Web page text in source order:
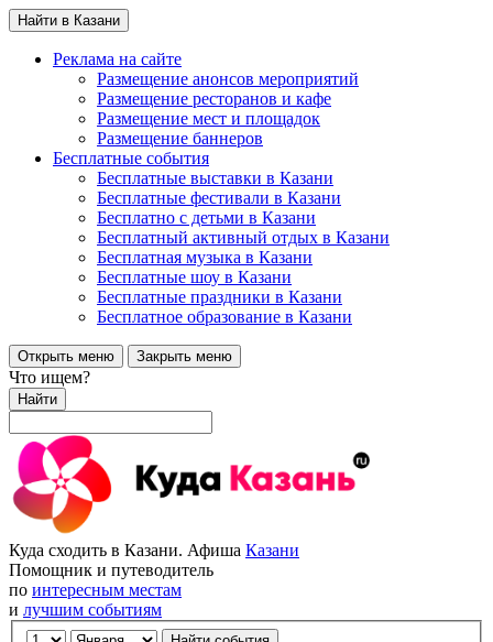
Найти в Казани
Реклама на сайте
Размещение анонсов мероприятий
Размещение ресторанов и кафе
Размещение мест и площадок
Размещение баннеров
Бесплатные события
Бесплатные выставки в Казани
Бесплатные фестивали в Казани
Бесплатно с детьми в Казани
Бесплатный активный отдых в Казани
Бесплатная музыка в Казани
Бесплатные шоу в Казани
Бесплатные праздники в Казани
Бесплатное образование в Казани
Открыть меню Закрыть меню
Что ищем?
Найти
Куда сходить в Казани. Афиша Казани
Помощник и путеводитель
по интересным местам
и лучшим событиям